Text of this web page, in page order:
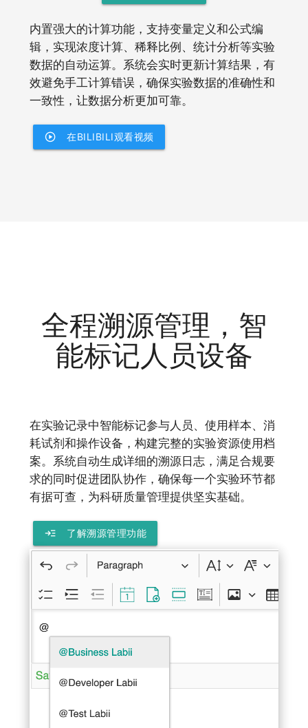
内置强大的计算功能，支持变量定义和公式编
辑，实现浓度计算、稀释比例、统计分析等实验
数据的自动运算。系统会实时更新计算结果，有
效避免手工计算错误，确保实验数据的准确性和
一致性，让数据分析更加可靠。
play_circle 在BILIBILI观看视频
全程溯源管理，智
能标记人员设备
在实验记录中智能标记参与人员、使用样本、消
耗试剂和操作设备，构建完整的实验资源使用档
案。系统自动生成详细的溯源日志，满足合规要
求的同时促进团队协作，确保每一个实验环节都
有据可查，为科研质量管理提供坚实基础。
read_more 了解溯源管理功能